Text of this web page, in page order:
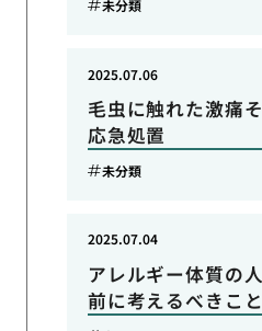
未分類
毛虫に触れた激痛
応急処置
2025.07.06
未分類
アレルギー体質の
前に考えるべきこと
2025.07.04